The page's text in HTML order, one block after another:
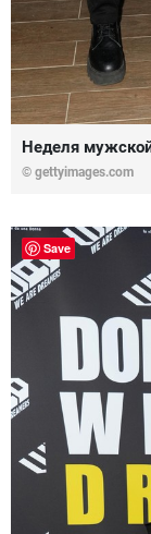
Неделя
© gettyimages.com
Save